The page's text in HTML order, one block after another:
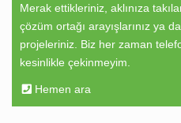
Merak ettikleriniz, aklınıza
çözüm ortağı arayışlarınız ya
projeleriniz. Biz her zaman
kesinlikle çekinmeyim.
Hemen ara